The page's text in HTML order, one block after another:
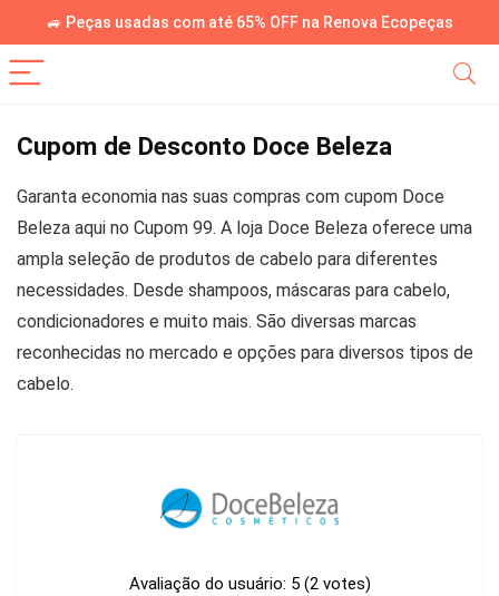
🚙 Peças usadas com até 65% OFF na Renova Ecopeças
Cupom de Desconto Doce Beleza
Garanta economia nas suas compras com cupom Doce
Beleza aqui no Cupom 99. A loja Doce Beleza oferece uma
ampla seleção de produtos de cabelo para diferentes
necessidades. Desde shampoos, máscaras para cabelo,
condicionadores e muito mais. São diversas marcas
reconhecidas no mercado e opções para diversos tipos de
cabelo.
Avaliação do usuário: 5 (2votes)